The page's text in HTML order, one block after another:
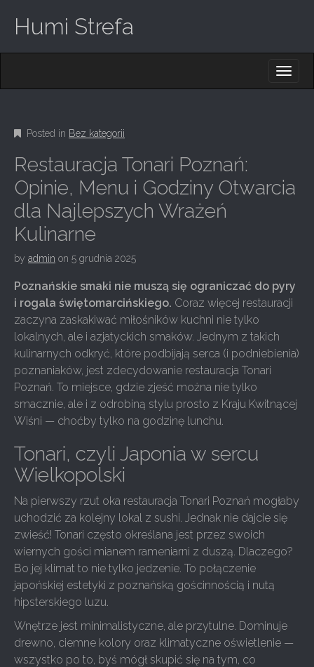
Humi Strefa
M
E
N
U
C
N
T
E
N
T
Posted in Bez kategorii
Restauracja Tonari Poznań:
Opinie, Menu i Godziny Otwarcia
dla Najlepszych Wrażeń
Kulinarne
by admin on 5 grudnia 2025
Poznańskie smaki nie muszą się ograniczać do pyry
i rogala świętomarcińskiego. Coraz więcej restauracji
zaczyna zaskakiwać miłośników kuchni nie tylko
lokalnych, ale i azjatyckich smaków. Jednym z takich
kulinarnych odkryć, które podbijają serca (i podniebienia)
poznaniaków, jest zdecydowanie restauracja Tonari
Poznań. To miejsce, gdzie zjeść można nie tylko
smacznie, ale i z odrobiną stylu prosto z Kraju Kwitnącej
Wiśni — choćby tylko na godzinę lunchu.
Tonari, czyli Japonia w sercu
Wielkopolski
Na pierwszy rzut oka restauracja Tonari Poznań mogłaby
uchodzić za kolejny lokal z sushi. Jednak nie dajcie się
zwieść! Tonari często określana jest przez swoich
wiernych gości mianem rameniarni z duszą. Dlaczego?
Bo jej klimat to nie tylko jedzenie. To połączenie
japońskiej estetyki z poznańską gościnnością i nutą
hipsterskiego luzu.
Wnętrze jest minimalistyczne, ale przytulne. Dominuje
drewno, ciemne kolory oraz klimatyczne oświetlenie —
wszystko po to, byś mógł skupić się na tym, co